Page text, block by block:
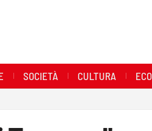
SOCIETÀ CULTURA